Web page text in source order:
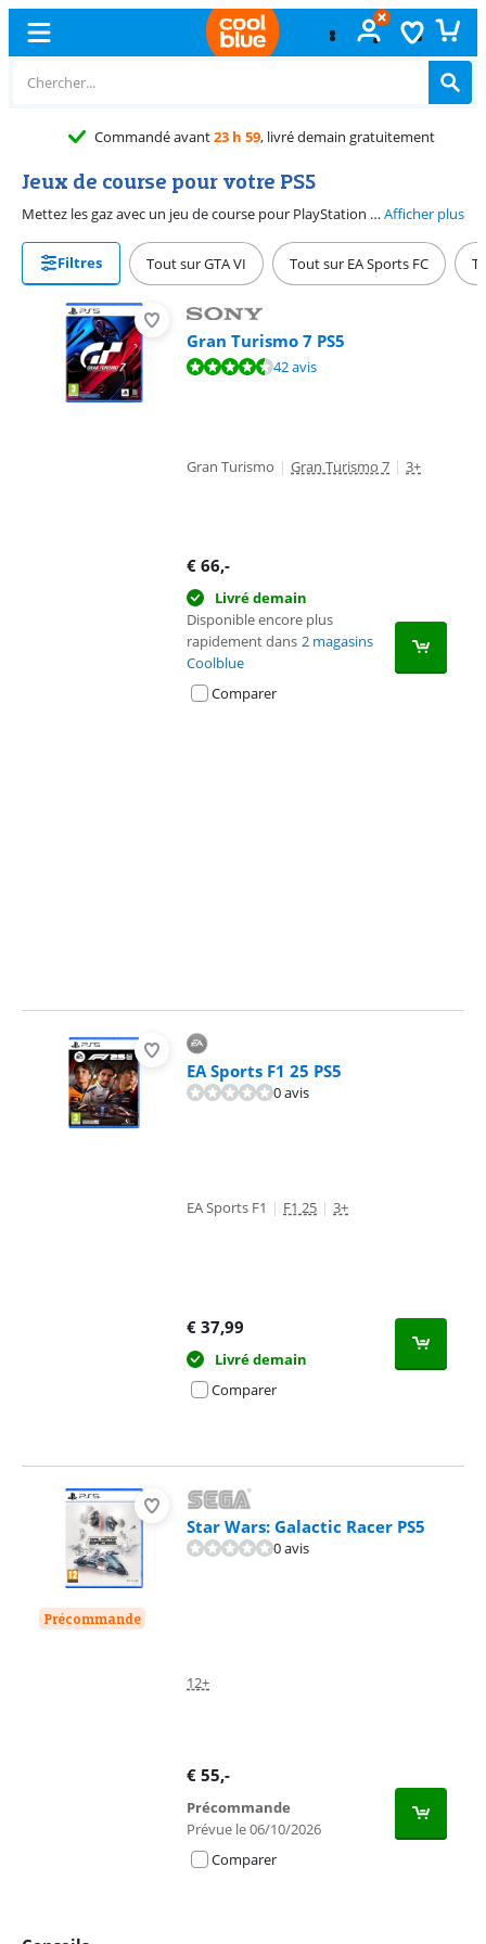
Commandé avant23 h 59, livré demain gratuitement
Jeux de course pour votre PS5
Mettez les gaz avec un jeu de course pour PlayStation 5. Les jeux de course pour PlayStation mettront à l'épreuve vos compétences de course. Donnez vie à Hot Wheels, affrontez des joueurs du monde entier dans Gran Turismo ou visez la gloire dans un jeu comme F1. Il existe un jeu de course adapté à chaque type de pilote.Afficher plus
Filtres Tout sur GTA VI Tout sur EA Sports FC
Gran Turismo 7 PS5
La note est de 9,3 sur 10, basée sur 42 avis.42 avis
Gran Turismo | Gran Turismo 7 | 3+
€ 66,-
Livré demain
Disponible encore plus
rapidement dans 2 magasins
Coolblue
Comparer
EA Sports F1 25 PS5
0 avis
EA Sports F1 | F1 25 | 3+
€ 37,99
Livré demain
Comparer
Précommande
Star Wars: Galactic Racer PS5
0 avis
12+
€ 55,-
Précommande
Prévue le 06/10/2026
Comparer